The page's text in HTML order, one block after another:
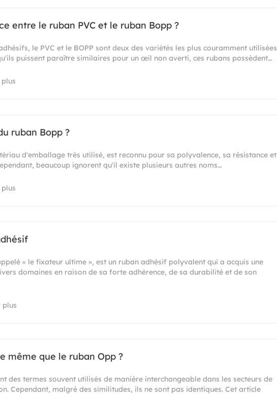
entre le ruban PVC et le ruban Bopp ?
le PVC et le BOPP sont deux des variétés les plus couramment utilisées
puissent paraître similaires pour un œil non averti, ces rubans possèdent…
ruban Bopp ?
d'emballage très utilisé, est reconnu pour sa polyvalence, sa résistance et
beaucoup ignorent qu'il existe plusieurs autres noms…
« le fixateur ultime », est un ruban adhésif polyvalent qui a acquis une
domaines en raison de sa forte adhérence, de sa durabilité et de son
plus
même que le ruban Opp ?
des termes souvent utilisés de manière interchangeable dans les secteurs de
Cependant, malgré des similitudes, ils ne sont pas identiques. Cet article